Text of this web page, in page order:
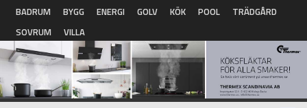
Hoppa till huvudinnehåll
BADRUM BYGG ENERGI GOLV KÖK POOL
TRÄDGÅRD
SOVRUM
VILLA